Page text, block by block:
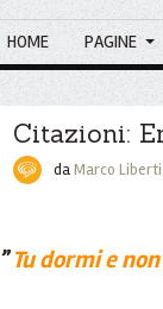
HOME PAGINE
Citazioni:
daMarco Liberti
”Tu dormi e